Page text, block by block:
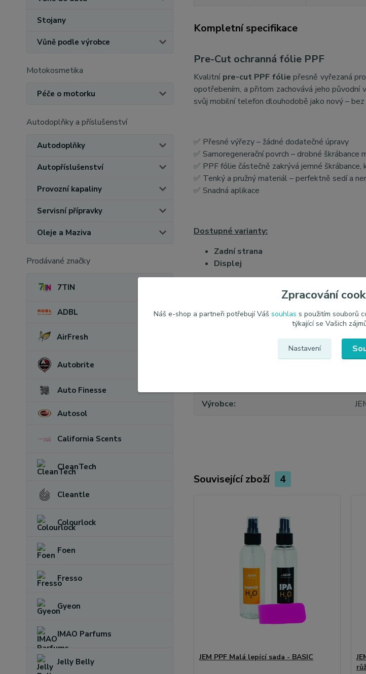
Stojany
Vůně podle výrobce
Motokosmetika
Péče o motorku
Autodoplňky a příslušenství
Autodoplňky
Autopříslušenství
Provozní kapaliny
Servisní přípravky
Oleje a Maziva
Prodávané značky
7TIN
ADBL
AirFresh
Autobrite
Auto Finesse
Autosol
California Scents
CleanTech
Cleantle
Colourlock
Foen
Fresso
Gyeon
IMAO Parfums
Jelly Belly
Kompletní specifikace
Pre-Cut ochranná fólie PPF
Kvalitní pre-cut PPF fólie přesně vyřezaná
opotřebením, a přitom zachovává jeho původní
svůj mobilní telefon dlouhodobě jako nový –
✅ Přesné výřezy – žádné dodatečné úpravy
✅ Samoregenerační povrch – drobné škrábance
✅ PPF fólie částečně zakrývá jemné
✅ Tenký a pružný materiál – perfektně sedí a
✅ Snadná aplikace
Dostupné varianty:
Zadní strana
Displej
DOPORUČUJEME LEPÍCÍ SADU:
Výrobce
Související zboží 4
JEM PPF Malá lepící sada - BASIC
Zpracování
Náš e-shop a partneři potřebují Váš souhlas s použitím souborů
týkající se Vašich
Nastavení